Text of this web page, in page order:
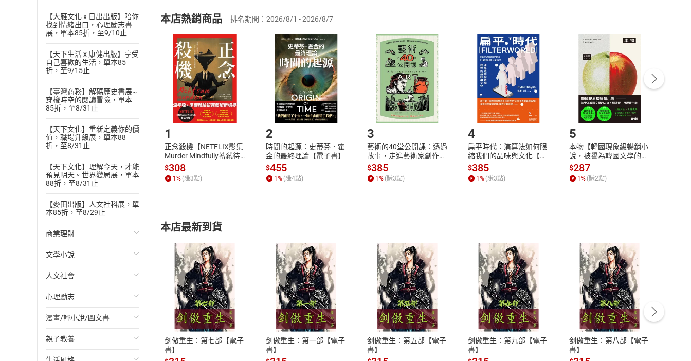
【大雁文化 x 日出出版】陪你
找到情緒出口，心理勵志書
展，單本85折，至9/10止
【天下生活 x 康健出版】享受
自己喜歡的生活，單本85
折，至9/15止
【臺灣商務】解碼歷史書展~
穿梭時空的閱讀冒險，單本
85折，至8/31止
【天下文化】重新定義你的價
值，職場升級展，單本88
折，至8/31止
【天下文化】理解今天，才能
預見明天。世界變局展，單本
88折，至8/31止
【麥田出版】人文社科展，單
本85折，至8/29止
商業理財
投資理財
經濟/趨勢
財務/金融
管理/領導
職場工作術
文學小說
歐美文學
日本文學
韓國文學
華文文學
人文社會
國際關係
政治
社會科學
心理勵志
心靈成長/情緒
人際關係
漫畫/輕小說/圖文書
輕小說
親子教養
(二)消費者訂購本店鋪之商品即代表知悉本店鋪所銷售之商品為電子書，屬非以有形媒介提供之數位內容，消費者同意若訂購後
且已下載/存取電子書，不得請求退貨退款。
退貨方式：您欲取消訂單或辦理退貨時，請登入樂天市場，並於「我的訂單」中點選「瀏覽訂單明細」
「申請取消訂單 /退
貨」，本店鋪將依您的申請進行審核，待審核通過後將為您辦理退款事宜。
請注意，樂天市場須以整筆訂單為單位進行取消/退貨，恕無法以單支商品取消/退貨。
挑選商品
Choose
放入購物車
Shopping cart
登入帳號
Login
付款方式
Payment
完成
Complete
購書後，如何開始使用？
Step1.選擇閱讀載具 Step2.登入帳號，下載書籍後看書
付款方式
ATM轉帳、信用卡、LINE PAY、AFTEE
退換貨規範
本店是否提供消費者保護法七日猶豫期
之權利，遽消費者保護法及通訊交易解
除權合理例外情事適用準則，依商品性
客服資訊
服務時間：週一到週五 10:00-12:00、
13:00-17:00 (國定假日及例假日休息)
客服電話：0080-1857077
本店熱銷商品 排名期間：2026/8/1 - 2026/8/7
1
正念殺機【NETFLIX影集
Murder Mindfully蓄弒待
發】【電子書】
$308
1 % (賺3點)
2
時間的起源：史蒂芬．霍
金的最終理論【電子書】
$455
1 % (賺4點)
3
藝術的40堂公開課：透過
故事，走進藝術家創作現
場，看藝術如何誕生、如
何形塑人類生活【電子
書】
$385
1 % (賺3點)
4
扁平時代：演算法如何限
縮我們的品味與文化【電
子書】
$385
1% (賺3點)
5
本物【韓國現象級暢銷小
說，被譽為韓國文學的未
來】【電子書】
$287
1% (賺2點)
本店最新到貨
剑傲重生：第七部【電子
書】
剑傲重生：第一部【電子
書】
剑傲重生：第五部【電子
書】
剑傲重生：第九部【電子
書】
剑傲重生：第八部【電子
書】